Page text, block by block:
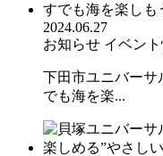
2024.06.27
お知らせ イベン
下田市ユニバーサ
でも海を楽...